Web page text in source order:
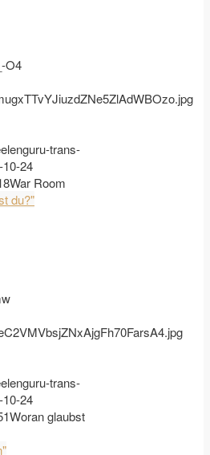
O4
trans-
24
War Room
trans-
24
Woran glaubst